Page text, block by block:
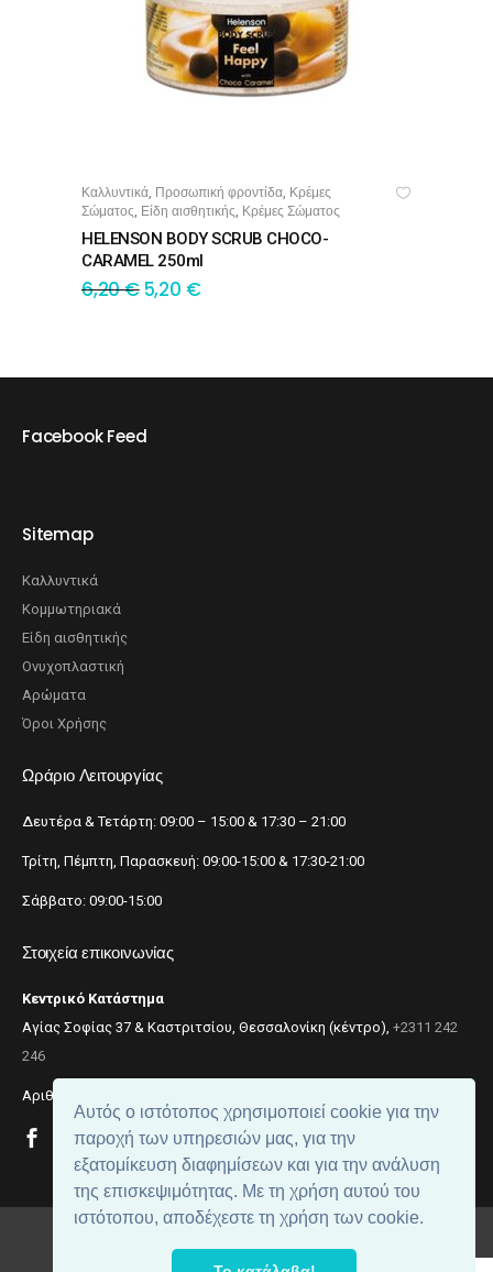
Αυτός ο ιστότοπος χρησιμοποιεί cookie για την
παροχή των υπηρεσιών μας, για την
εξατομίκευση διαφημίσεων και για την ανάλυση
της επισκεψιμότητας. Με τη χρήση αυτού του
ιστότοπου, αποδέχεστε τη χρήση των cookie.
ΠΡΟΣΘΉΚΗ ΣΤΟ ΚΑΛΆΘΙ
Καλλυντικά, Προσωπική φροντίδα, Κρέμες
Σώματος, Είδη αισθητικής, Κρέμες Σώματος
HELENSON BODY SCRUB CHOCO-
CARAMEL 250ml
6,20€5,20 €
Facebook Feed
Sitemap
Καλλυντικά
Κομμωτηριακά
Είδη αισθητικής
Ονυχοπλαστική
Αρώματα
Όροι Χρήσης
Ωράριο Λειτουργίας
Δευτέρα & Τετάρτη: 09:00 – 15:00 & 17:30 – 21:00
Τρίτη, Πέμπτη, Παρασκευή: 09:00-15:00 & 17:30-21:00
Σάββατο: 09:00-15:00
Στοιχεία επικοινωνίας
Κεντρικό Κατάστημα
Αγίας Σοφίας 37 & Καστριτσίου, Θεσσαλονίκη (κέντρο), +2311 242
246
Αριθμός ΓΕΜΗ: 059299204000
beautynet . All rights reserved.